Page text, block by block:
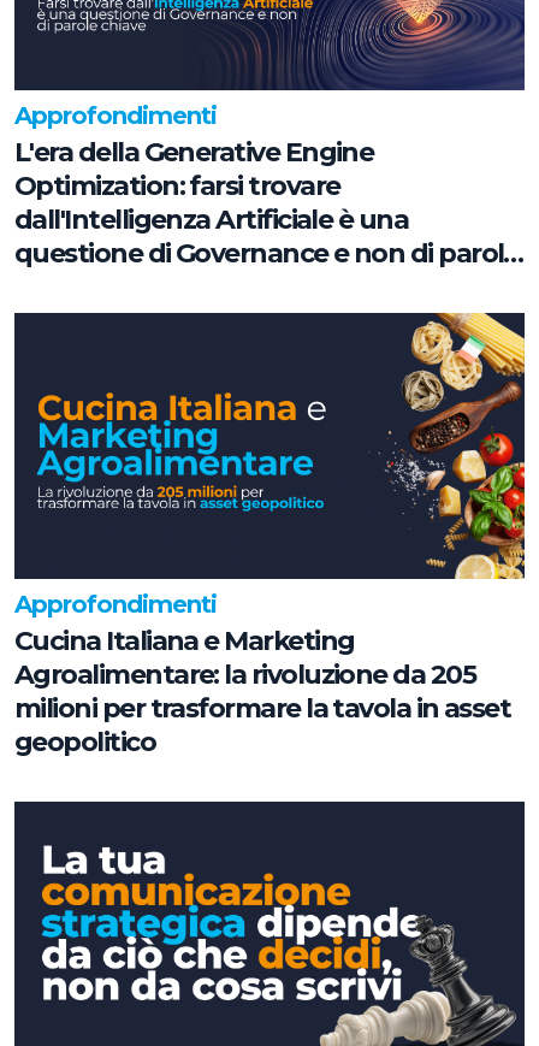
Approfondimenti
L'era della Generative Engine
Optimization: farsi trovare
dall'Intelligenza Artificiale è una
questione di Governance e non di parole
Approfondimenti
Cucina Italiana e Marketing
Agroalimentare: la rivoluzione da 205
milioni per trasformare la tavola in asset
geopolitico